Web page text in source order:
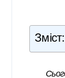
Зміст: